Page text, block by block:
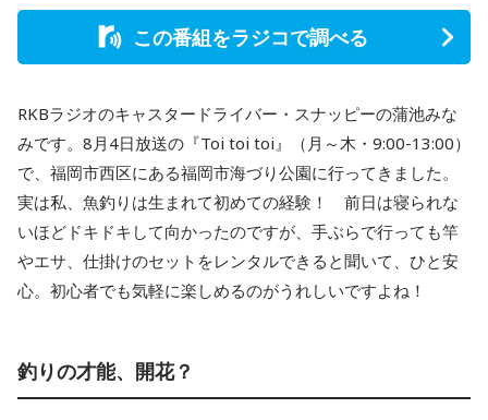
この番組をラジコで調べる
RKBラジオのキャスタードライバー・スナッピーの蒲池みな
みです。8月4日放送の『Toi toi toi』（月～木・9:00-13:00）
で、福岡市西区にある福岡市海づり公園に行ってきました。
実は私、魚釣りは生まれて初めての経験！ 前日は寝られな
いほどドキドキして向かったのですが、手ぶらで行っても竿
やエサ、仕掛けのセットをレンタルできると聞いて、ひと安
心。初心者でも気軽に楽しめるのがうれしいですよね！
釣りの才能、開花？